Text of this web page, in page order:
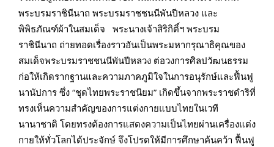
พระบรมราชินีนาถ พระบรมราชชนนีพันปีหลวง และ
พิพิธภัณฑ์ผ้าในสมเด็จ พระนางเจ้าสิริกิติ์ฯ พระบรม
ราชินีนาถ ถ่ายทอดเรื่องราวอันเป็นพระมหากรุณาธิคุณของ
สมเด็จพระบรมราชชนนีพันปีหลวง ต่อวงการศิลปวัฒนธรรม
ก่อให้เกิดรากฐานและความภาคภูมิใจในการอนุรักษ์และฟื้นฟู
นานัปการ ซึ่ง “ชุดไทยพระราชนิยม” เกิดขึ้นจากพระราชดำริที่
ทรงเห็นความสำคัญของการแต่งกายแบบไทยในเวที
นานาชาติ โดยทรงต้องการแสดงความเป็นไทยผ่านเครื่องแต่ง
กายให้ทั่วโลกได้ประจักษ์ จึงโปรดให้มีการศึกษาค้นคว้า ฟื้นฟู